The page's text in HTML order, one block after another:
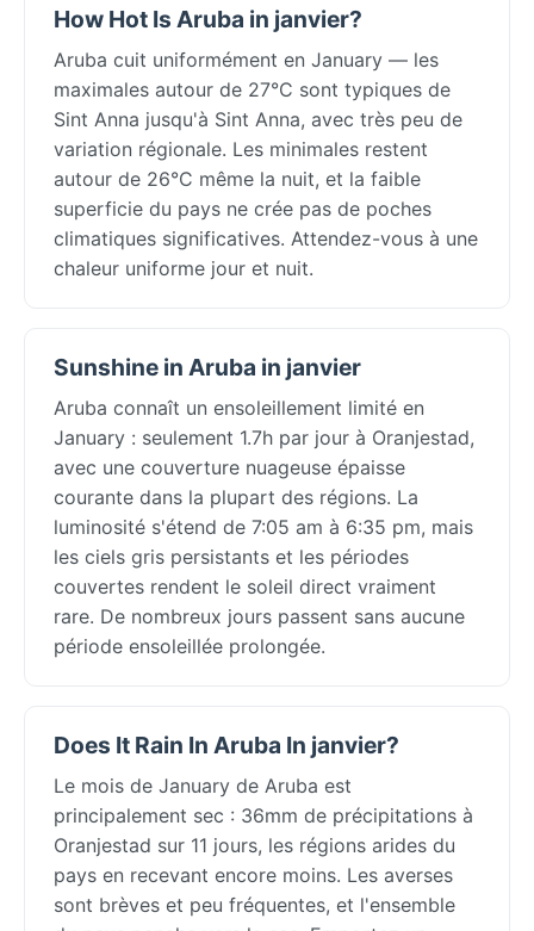
How Hot Is Aruba in janvier?
Aruba cuit uniformément en January — les
maximales autour de 27°C sont typiques de
Sint Anna jusqu'à Sint Anna, avec très peu de
variation régionale. Les minimales restent
autour de 26°C même la nuit, et la faible
superficie du pays ne crée pas de poches
climatiques significatives. Attendez-vous à une
chaleur uniforme jour et nuit.
Sunshine in Aruba in janvier
Aruba connaît un ensoleillement limité en
January : seulement 1.7h par jour à Oranjestad,
avec une couverture nuageuse épaisse
courante dans la plupart des régions. La
luminosité s'étend de 7:05 am à 6:35 pm, mais
les ciels gris persistants et les périodes
couvertes rendent le soleil direct vraiment
rare. De nombreux jours passent sans aucune
période ensoleillée prolongée.
Does It Rain In Aruba In janvier?
Le mois de January de Aruba est
principalement sec : 36mm de précipitations à
Oranjestad sur 11 jours, les régions arides du
pays en recevant encore moins. Les averses
sont brèves et peu fréquentes, et l'ensemble